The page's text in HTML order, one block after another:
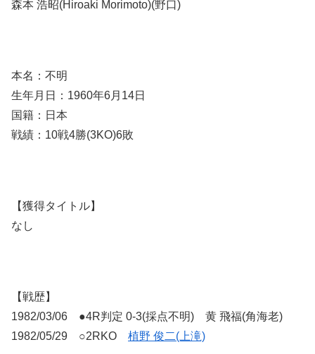
森本 浩昭(Hiroaki Morimoto)(野口)
本名：不明
生年月日：1960年6月14日
国籍：日本
戦績：10戦4勝(3KO)6敗
【獲得タイトル】
なし
【戦歴】
1982/03/06 ●4R判定 0-3(採点不明) 黄 飛福(角海老)
1982/05/29 ○2RKO 植野 俊二(上滝)